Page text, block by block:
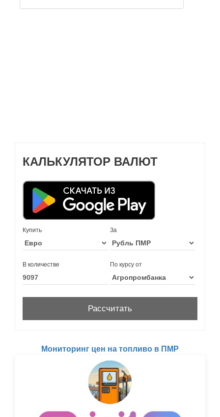
КАЛЬКУЛЯТОР ВАЛЮТ
Купить За
В количестве По курсу от
Мониторинг цен на топливо в ПМР